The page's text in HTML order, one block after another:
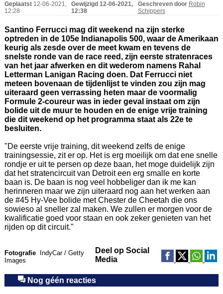
Geplaatst 12-06-2021,
12:28
Gewijzigd 12-06-2021,
12:38
Geschreven door Robin
Schippers
Santino Ferrucci mag dit weekend na zijn sterke
optreden in de 105e Indianapolis 500, waar de Amerikaan
keurig als zesde over de meet kwam en tevens de
snelste ronde van de race reed, zijn eerste stratenraces
van het jaar afwerken en dit wederom namens Rahal
Letterman Lanigan Racing doen. Dat Ferrucci niet
meteen bovenaan de tijdenlijst te vinden zou zijn mag
uiteraard geen verrassing heten maar de voormalig
Formule 2-coureur was in ieder geval instaat om zijn
bolide uit de muur te houden en de enige vrije training
die dit weekend op het programma staat als 22e te
besluiten.
"De eerste vrije training, dit weekend zelfs de enige
trainingsessie, zit er op. Het is erg moeilijk om dat ene snelle
rondje er uit te persen op deze baan, het moge duidelijk zijn
dat het stratencircuit van Detroit een erg smalle en korte
baan is. De baan is nog veel hobbeliger dan ik me kan
herinneren maar we zijn uiteraard nog aan het werken aan
de #45 Hy-Vee bolide met Chester de Cheetah die ons
sowieso al sneller zal maken. We zullen er morgen voor de
kwalificatie goed voor staan en ook zeker genieten van het
rijden op dit circuit."
Fotografie
IndyCar / Getty
Images
Deel op Social
Media
Nog géén reacties